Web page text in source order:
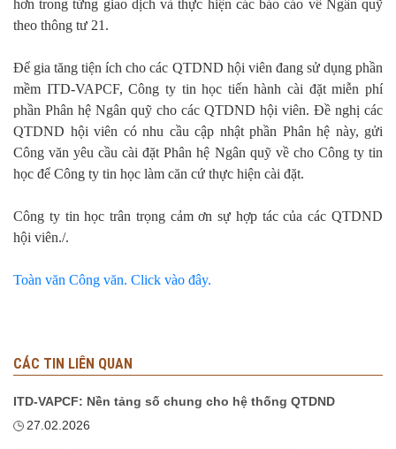
hơn trong từng giao dịch và thực hiện các báo cáo về Ngân quỹ
theo thông tư 21.
Để gia tăng tiện ích cho các QTDND hội viên đang sử dụng phần
mềm ITD-VAPCF, Công ty tin học tiến hành cài đặt miễn phí
phần Phân hệ Ngân quỹ cho các QTDND hội viên. Đề nghị các
QTDND hội viên có nhu cầu cập nhật phần Phân hệ này, gửi
Công văn yêu cầu cài đặt Phân hệ Ngân quỹ về cho Công ty tin
học để Công ty tin học làm căn cứ thực hiện cài đặt.
Công ty tin học trân trọng cảm ơn sự hợp tác của các QTDND
hội viên./.
Toàn văn Công văn. Click vào đây.
CÁC TIN LIÊN QUAN
ITD-VAPCF: Nền tảng số chung cho hệ thống QTDND
27.02.2026